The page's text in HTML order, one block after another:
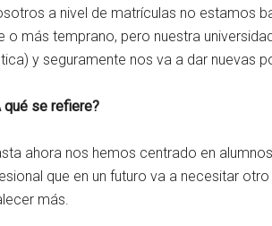
a nivel de matrículas no estamos
o más temprano, pero nuestra
y seguramente nos va a dar nuevas
qué se refiere?
ahora nos hemos centrado en
que en un futuro va a necesitar
más.